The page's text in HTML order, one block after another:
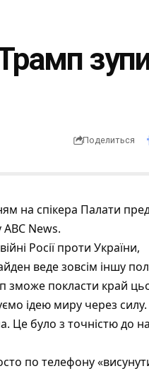
Поделиться
на спікера Палати
ABC News.
Росії проти України,
веде зовсім іншу
покласти край
ідею миру через
Це було з точністю до
по телефону